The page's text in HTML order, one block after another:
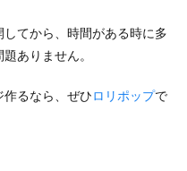
てから、時間がある時に多
ありません。
作るなら、ぜひ ロリポップで